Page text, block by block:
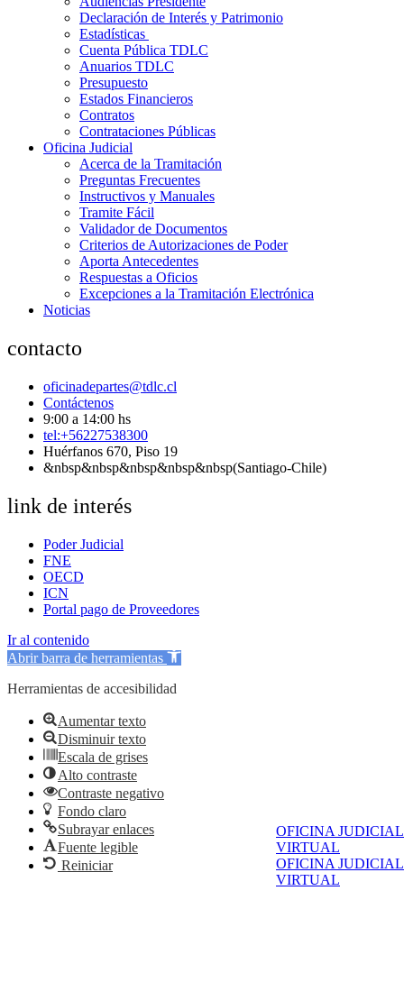
OFICINA JUDICIAL
VIRTUAL
OFICINA JUDICIAL
VIRTUAL
Declaración de Interés y Patrimonio
Estadísticas
Cuenta Pública TDLC
Anuarios TDLC
Presupuesto
Estados Financieros
Contratos
Contrataciones Públicas
Oficina Judicial
Acerca de la Tramitación
Preguntas Frecuentes
Instructivos y Manuales
Tramite Fácil
Validador de Documentos
Criterios de Autorizaciones de Poder
Aporta Antecedentes
Respuestas a Oficios
Excepciones a la Tramitación Electrónica
Noticias
contacto
oficinadepartes@tdlc.cl
Contáctenos
9:00 a 14:00 hs
tel:+56227538300
Huérfanos 670, Piso 19
&nbsp&nbsp&nbsp&nbsp&nbsp(Santiago-Chile)
link de interés
Poder Judicial
FNE
OECD
ICN
Portal pago de Proveedores
Ir al contenido
Abrir barra de herramientas
Herramientas de accesibilidad
Aumentar texto
Disminuir texto
Escala de grises
Alto contraste
Contraste negativo
Fondo claro
Subrayar enlaces
Fuente legible
Reiniciar